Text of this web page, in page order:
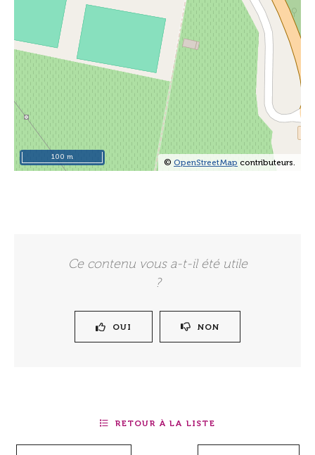
© OpenStreetMap contributeurs.
100 m
Ce contenu vous a-t-il été utile
?
OUI NON
RETOUR À LA LISTE